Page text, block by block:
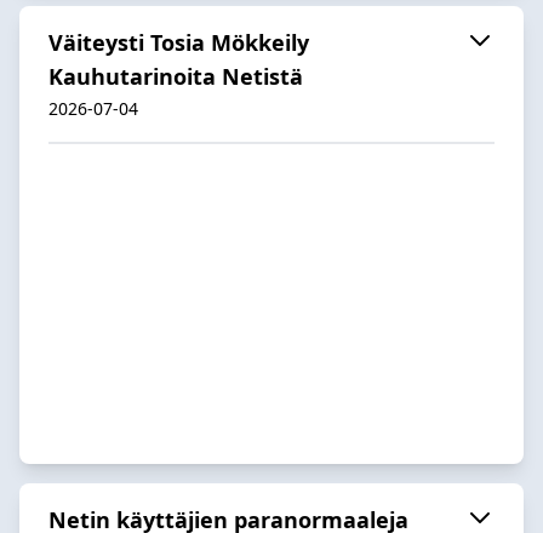
Väiteysti Tosia Mökkeily
Kauhutarinoita Netistä
2026-07-04
Netin käyttäjien paranormaaleja